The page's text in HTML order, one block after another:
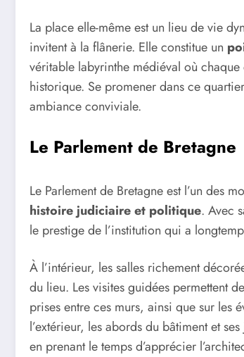
La place elle-même est un lieu de vie
invitent à la flânerie. Elle constitue un
véritable labyrinthe médiéval où
historique. Se promener dans ce
ambiance conviviale.
Le Parlement de Bretagne
Le Parlement de Bretagne est l’un des
histoire judiciaire et politique. Avec
le prestige de l’institution qui a
À l’intérieur, les salles richement
du lieu. Les visites guidées permettent
prises entre ces murs, ainsi que sur les
l’extérieur, les abords du bâtiment et
en prenant le temps d’apprécier